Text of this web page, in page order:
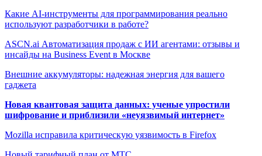
Какие AI-инструменты для программирования реально
используют разработчики в работе?
ASCN.ai Автоматизация продаж с ИИ агентами: отзывы и
инсайды на Business Event в Москве
Внешние аккумуляторы: надежная энергия для вашего
гаджета
Новая квантовая защита данных: ученые упростили
шифрование и приблизили «неуязвимый интернет»
Mozilla исправила критическую уязвимость в Firefox